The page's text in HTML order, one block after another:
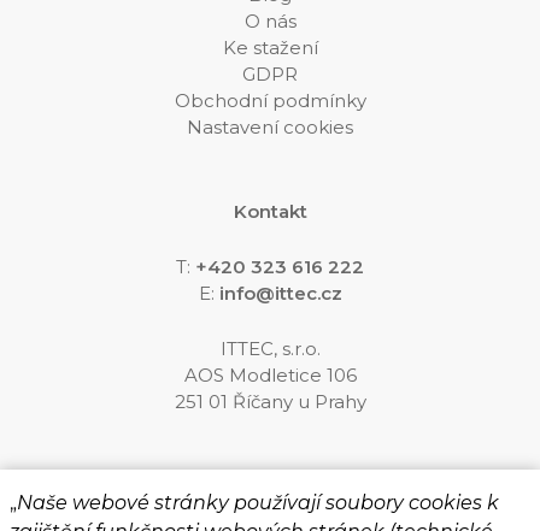
O nás
Ke stažení
GDPR
Obchodní podmínky
Nastavení cookies
Kontakt
T: +420 323 616 222
E: info@ittec.cz
ITTEC, s.r.o.
AOS Modletice 106
251 01 Říčany u Prahy
„Naše webové stránky používají soubory cookies k